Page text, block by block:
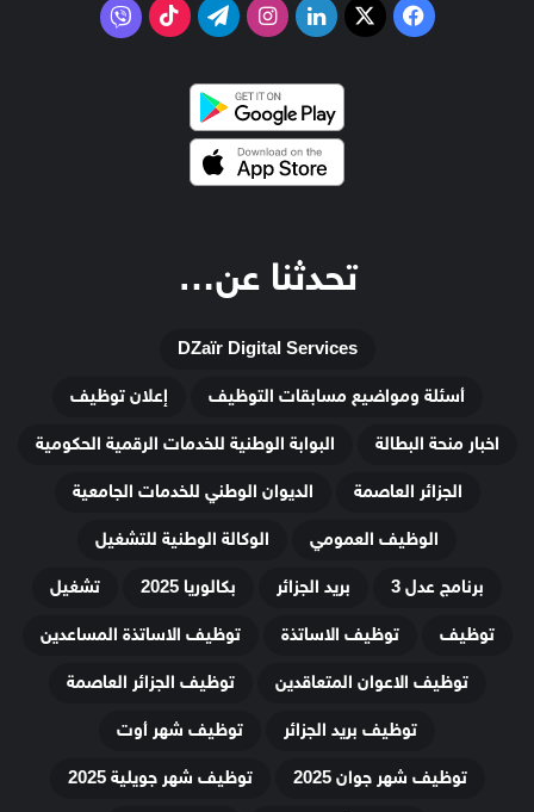
فيسبوك
‫X لينكدإنانستقرامتيلقرام‫TikTokفايبر
تحدثنا عن…
DZaïr Digital Services
أسئلة ومواضيع مسابقات التوظيف
إعلان توظيف
اخبار منحة البطالة
البوابة الوطنية للخدمات الرقمية الحكومية
الجزائر العاصمة
الديوان الوطني للخدمات الجامعية
الوظيف العمومي
الوكالة الوطنية للتشغيل
برنامج عدل 3
بريد الجزائر بكالوريا 2025
تشغيل
توظيف
توظيف الاساتذة
توظيف الاساتذة المساعدين
توظيف الاعوان المتعاقدين
توظيف الجزائر العاصمة
توظيف بريد الجزائر
توظيف شهر أوت
توظيف شهر جوان 2025
توظيف شهر جويلية 2025